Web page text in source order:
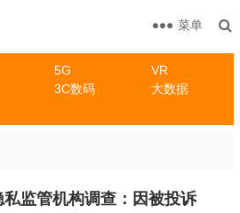
5G
VR
3C数码
大数据
菜单
监管机构调查：因被投诉